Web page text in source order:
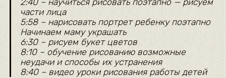
2:40 – научиться рисовать поэтапно — рисуем
части лица
5:58 – нарисовать портрет ребенку поэтапно
Начинаем маму украшать
6:30 – рисуем букет цветов
8:10 – обучение рисованию возможные
неудачи и способы их устранения
8:40 – видео уроки рисования работы детей